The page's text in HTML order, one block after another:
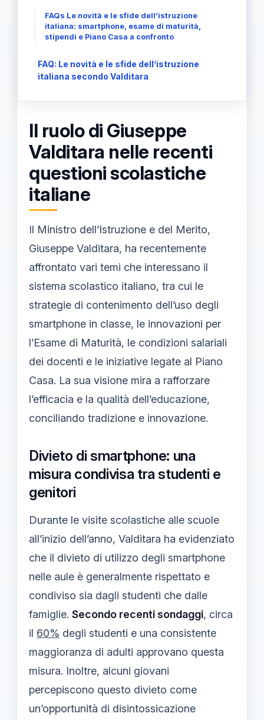
FAQs Le novità e le sfide dell’istruzione
italiana: smartphone, esame di maturità,
stipendi e Piano Casa a confronto
FAQ: Le novità e le sfide dell’istruzione
italiana secondo Valditara
Il ruolo di Giuseppe
Valditara nelle recenti
questioni scolastiche
italiane
Il Ministro dell’Istruzione e del Merito,
Giuseppe Valditara, ha recentemente
affrontato vari temi che interessano il
sistema scolastico italiano, tra cui le
strategie di contenimento dell’uso degli
smartphone in classe, le innovazioni per
l’Esame di Maturità, le condizioni salariali
dei docenti e le iniziative legate al Piano
Casa. La sua visione mira a rafforzare
l’efficacia e la qualità dell’educazione,
conciliando tradizione e innovazione.
Divieto di smartphone: una
misura condivisa tra studenti e
genitori
Durante le visite scolastiche alle scuole
all’inizio dell’anno, Valditara ha evidenziato
che il divieto di utilizzo degli smartphone
nelle aule è generalmente rispettato e
condiviso sia dagli studenti che dalle
famiglie. Secondo recenti sondaggi, circa
il 60% degli studenti e una consistente
maggioranza di adulti approvano questa
misura. Inoltre, alcuni giovani
percepiscono questo divieto come
un’opportunità di disintossicazione